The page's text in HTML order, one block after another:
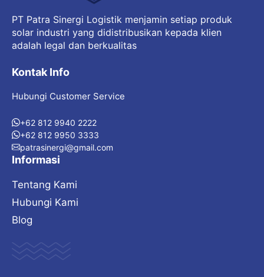
PT Patra Sinergi Logistik menjamin setiap produk
solar industri yang didistribusikan kepada klien
adalah legal dan berkualitas
Kontak Info
Hubungi Customer Service
+62 812 9940 2222
+62 812 9950 3333
patrasinergi@gmail.com
Informasi
Tentang Kami
Hubungi Kami
Blog